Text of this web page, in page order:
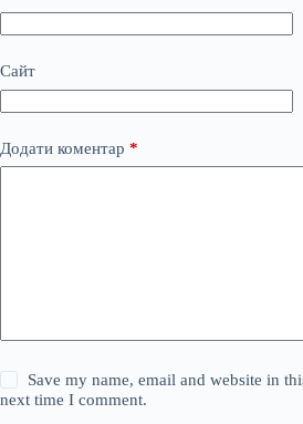
Сайт
Додати коментар *
Save my name, email and website in
next time I comment.